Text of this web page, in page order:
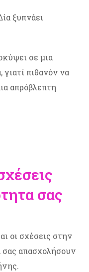
ξυπνάει
σε μια
πιθανόν να
απρόβλεπτη
σας
οι σχέσεις στην
σας απασχολήσουν